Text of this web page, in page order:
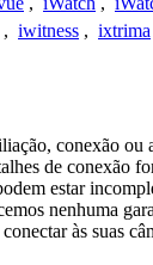
, iwitness , ixtrima
conexão ou
de conexão
estar
nenhuma
às suas